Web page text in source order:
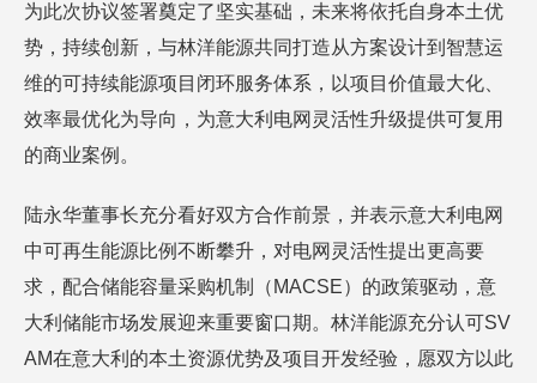
为此次协议签署奠定了坚实基础，未来将依托自身本土优
势，持续创新，与林洋能源共同打造从方案设计到智慧运
维的可持续能源项目闭环服务体系，以项目价值最大化、
效率最优化为导向，为意大利电网灵活性升级提供可复用
的商业案例。
陆永华董事长充分看好双方合作前景，并表示意大利电网
中可再生能源比例不断攀升，对电网灵活性提出更高要
求，配合储能容量采购机制（MACSE）的政策驱动，意
大利储能市场发展迎来重要窗口期。林洋能源充分认可SV
AM在意大利的本土资源优势及项目开发经验，愿双方以此